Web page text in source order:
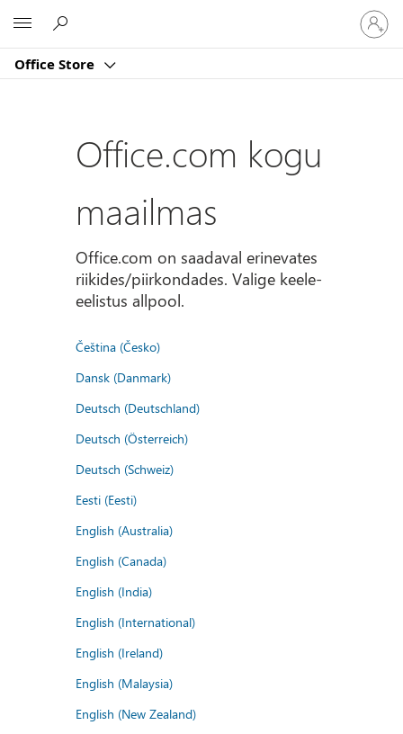
Office Store
Logige
sisse
oma
Office.com kogu
maailmas
Office.com on saadaval erinevates
riikides/piirkondades. Valige keele-
eelistus allpool.
Čeština (Česko)
Dansk (Danmark)
Deutsch (Deutschland)
Deutsch (Österreich)
Deutsch (Schweiz)
Eesti (Eesti)
English (Australia)
English (Canada)
English (India)
English (International)
English (Ireland)
English (Malaysia)
English (New Zealand)